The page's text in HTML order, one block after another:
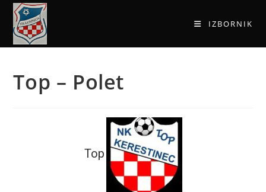
IZBORNIK
Top – Polet
Top